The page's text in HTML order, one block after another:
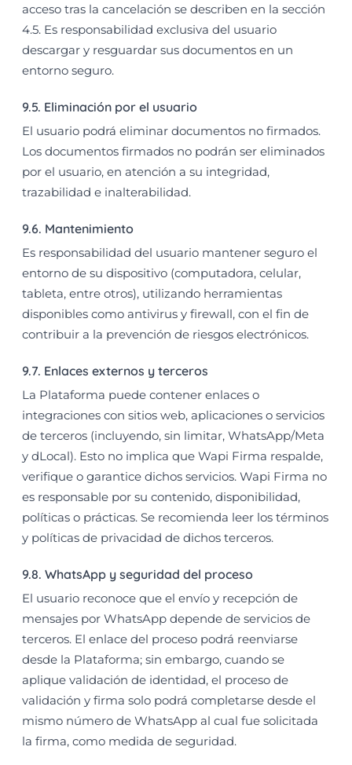
acceso tras la cancelación se describen en la sección
4.5. Es responsabilidad exclusiva del usuario
descargar y resguardar sus documentos en un
entorno seguro.
9.5. Eliminación por el usuario
El usuario podrá eliminar documentos no firmados.
Los documentos firmados no podrán ser eliminados
por el usuario, en atención a su integridad,
trazabilidad e inalterabilidad.
9.6. Mantenimiento
Es responsabilidad del usuario mantener seguro el
entorno de su dispositivo (computadora, celular,
tableta, entre otros), utilizando herramientas
disponibles como antivirus y firewall, con el fin de
contribuir a la prevención de riesgos electrónicos.
9.7. Enlaces externos y terceros
La Plataforma puede contener enlaces o
integraciones con sitios web, aplicaciones o servicios
de terceros (incluyendo, sin limitar, WhatsApp/Meta
y dLocal). Esto no implica que Wapi Firma respalde,
verifique o garantice dichos servicios. Wapi Firma no
es responsable por su contenido, disponibilidad,
políticas o prácticas. Se recomienda leer los términos
y políticas de privacidad de dichos terceros.
9.8. WhatsApp y seguridad del proceso
El usuario reconoce que el envío y recepción de
mensajes por WhatsApp depende de servicios de
terceros. El enlace del proceso podrá reenviarse
desde la Plataforma; sin embargo, cuando se
aplique validación de identidad, el proceso de
validación y firma solo podrá completarse desde el
mismo número de WhatsApp al cual fue solicitada
la firma, como medida de seguridad.